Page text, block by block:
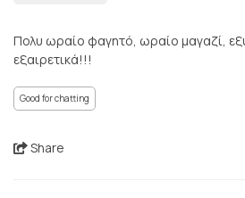
Πολυ ωραίο φαγητό, ωραίο μαγαζί,
εξαιρετικά!!!
Good for chatting
Share